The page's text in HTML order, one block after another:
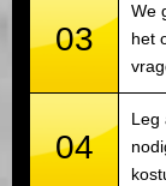
03
We
het
04
Leg